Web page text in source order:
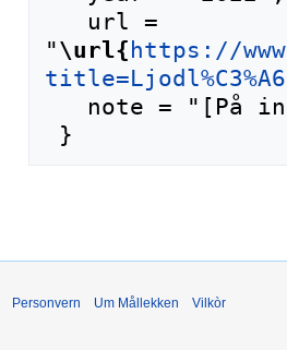
"\url{ https://
Personvern Um Mållekken Vilkòr